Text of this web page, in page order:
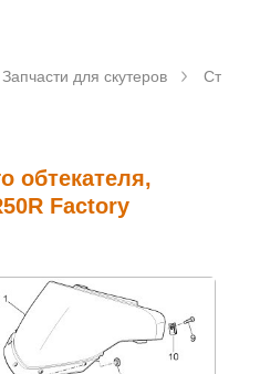
Запчасти для скутеров
обтекателя,
Factory